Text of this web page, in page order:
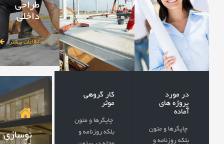
در مورد
پروژه های
آماده
چاپگرها و متون
بلکه روزنامه و
کار گروهی
موثر
چاپگرها و متون
بلکه روزنامه و
طراحی
داخلی
اطلاعات بیشتر
نوسازی